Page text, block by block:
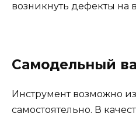
возникнуть дефекты
Самодельный
Инструмент возможно
самостоятельно. В